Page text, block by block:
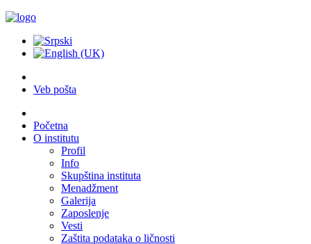
Veb pošta
Početna
O institutu
Profil
Info
Skupština instituta
Menadžment
Galerija
Zaposlenje
Vesti
Zaštita podataka o ličnosti